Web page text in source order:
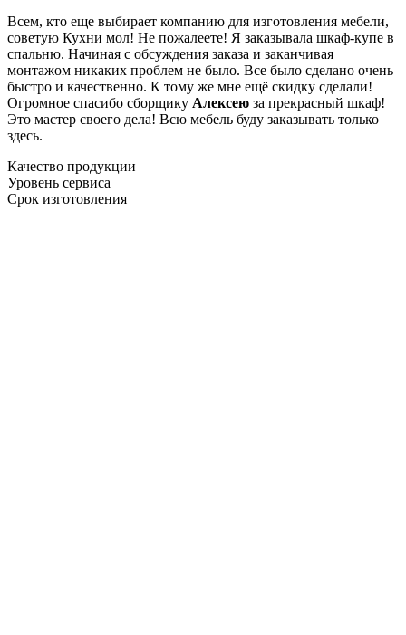
Всем, кто еще выбирает компанию для изготовления мебели,
советую Кухни мол! Не пожалеете! Я заказывала шкаф-купе в
спальню. Начиная с обсуждения заказа и заканчивая
монтажом никаких проблем не было. Все было сделано очень
быстро и качественно. К тому же мне ещё скидку сделали!
Огромное спасибо сборщику Алексею за прекрасный шкаф!
Это мастер своего дела! Всю мебель буду заказывать только
здесь.
Качество продукции
Уровень сервиса
Срок изготовления